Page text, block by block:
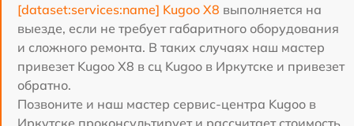
[dataset:services:name] Kugoo X8 выполняется на
выезде, если не требует габаритного оборудования
и сложного ремонта. В таких случаях наш мастер
привезет Kugoo X8 в сц Kugoo в Иркутске и привезет
обратно.
Позвоните и наш мастер сервис-центра Kugoo в